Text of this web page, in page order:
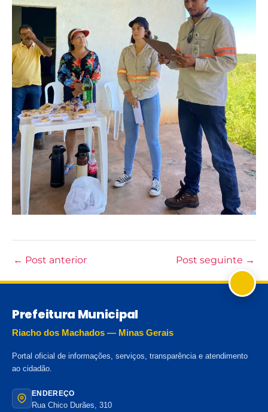
← Post anterior Post seguinte →
Prefeitura Municipal
Riacho dos Machados — Minas Gerais
Portal oficial de informações, serviços, transparência e atendimento
ao cidadão.
ENDEREÇO
Rua Chico Durães, 310